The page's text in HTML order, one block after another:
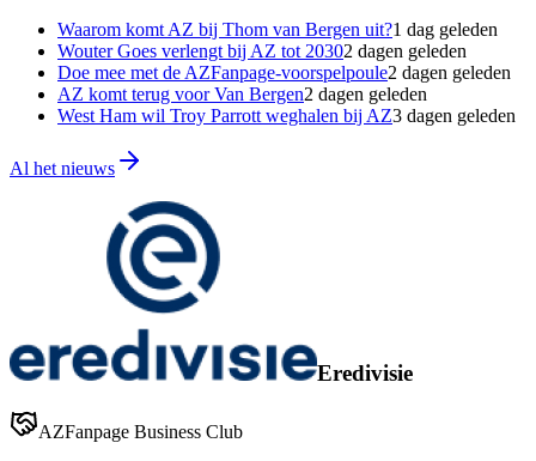
Waarom komt AZ bij Thom van Bergen uit?1 dag geleden
Wouter Goes verlengt bij AZ tot 20302 dagen geleden
Doe mee met de AZFanpage-voorspelpoule2 dagen geleden
AZ komt terug voor Van Bergen2 dagen geleden
West Ham wil Troy Parrott weghalen bij AZ3 dagen geleden
Al het nieuws
Eredivisie
AZFanpage Business Club